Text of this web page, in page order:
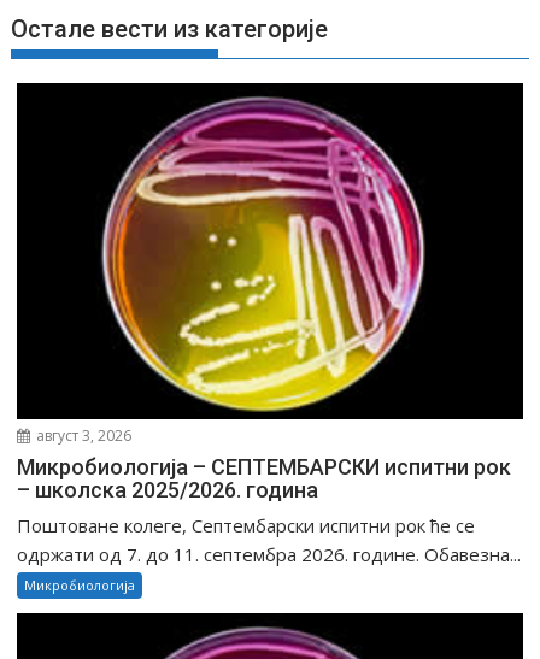
ч
л
а
Остале вести из категорије
август 3, 2026
Микробиологија – СЕПТЕМБАРСКИ испитни рок
– школска 2025/2026. година
Поштоване колеге, Септембарски испитни рок ће се
одржати од 7. до 11. септембра 2026. године. Обавезна...
Микробиологија